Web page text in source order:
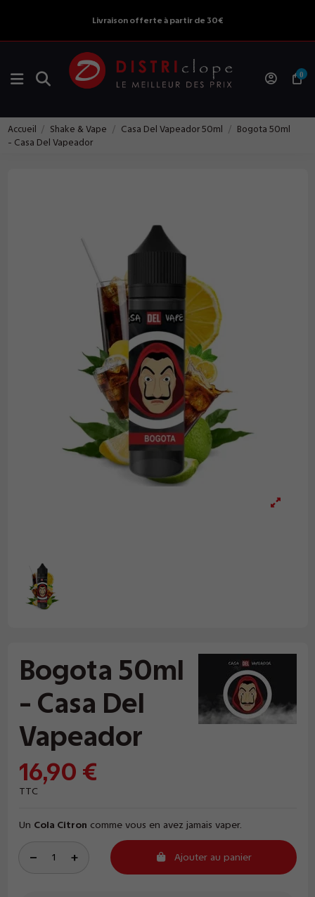
Livraison offerte à partir de 30€
0
Accueil Shake & Vape Casa Del Vapeador 50ml
Bogota 50ml
- Casa Del Vapeador
Bogota 50ml
- Casa Del
Vapeador
16,90 €
TTC
Un Cola Citron comme vous en avez jamais vaper.
Ajouter au panier